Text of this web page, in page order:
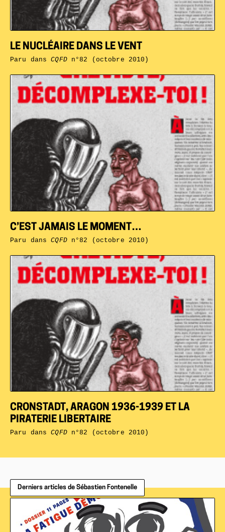
CRONSTADT, ARAGON 1936-1939 ET LA
PIRATERIE LIBERTAIRE
Paru dansCQFDn°82 (octobre 2010)
C’EST JAMAIS LE MOMENT…
Paru dansCQFDn°82 (octobre 2010)
LE NUCLÉAIRE DANS LE VENT
Paru dansCQFDn°82 (octobre 2010)
Derniers articles de Sébastien Fontenelle